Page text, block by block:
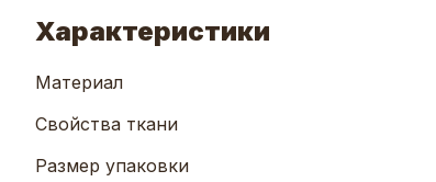
Характеристики
Материал
Свойства ткани
Размер упаковки